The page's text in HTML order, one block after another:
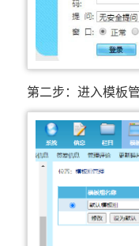
第二步：进入模板